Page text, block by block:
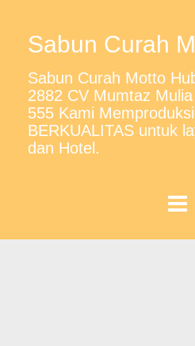
Sabun Curah
Sabun Curah Motto
2882 CV Mumtaz
555 Kami
BERKUALITAS untuk
dan Hotel.